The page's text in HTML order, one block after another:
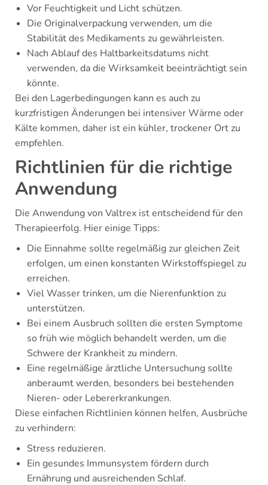
Vor Feuchtigkeit und Licht schützen.
Die Originalverpackung verwenden, um die
Stabilität des Medikaments zu gewährleisten.
Nach Ablauf des Haltbarkeitsdatums nicht
verwenden, da die Wirksamkeit beeinträchtigt sein
könnte.
Bei den Lagerbedingungen kann es auch zu
kurzfristigen Änderungen bei intensiver Wärme oder
Kälte kommen, daher ist ein kühler, trockener Ort zu
empfehlen.
Richtlinien für die richtige
Anwendung
Die Anwendung von Valtrex ist entscheidend für den
Therapieerfolg. Hier einige Tipps:
Die Einnahme sollte regelmäßig zur gleichen Zeit
erfolgen, um einen konstanten Wirkstoffspiegel zu
erreichen.
Viel Wasser trinken, um die Nierenfunktion zu
unterstützen.
Bei einem Ausbruch sollten die ersten Symptome
so früh wie möglich behandelt werden, um die
Schwere der Krankheit zu mindern.
Eine regelmäßige ärztliche Untersuchung sollte
anberaumt werden, besonders bei bestehenden
Nieren- oder Lebererkrankungen.
Diese einfachen Richtlinien können helfen, Ausbrüche
zu verhindern:
Stress reduzieren.
Ein gesundes Immunsystem fördern durch
Ernährung und ausreichenden Schlaf.